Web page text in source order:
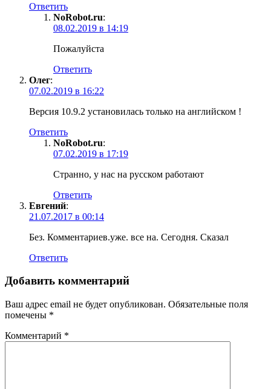
Ответить
NoRobot.ru:
08.02.2019 в 14:19
Пожалуйста
Ответить
Олег:
07.02.2019 в 16:22
Версия 10.9.2 установилась только на английском !
Ответить
NoRobot.ru:
07.02.2019 в 17:19
Странно, у нас на русском работают
Ответить
Евгений:
21.07.2017 в 00:14
Без. Комментариев.уже. все на. Сегодня. Сказал
Ответить
Добавить комментарий
Ваш адрес email не будет опубликован. Обязательные поля
помечены *
Комментарий *